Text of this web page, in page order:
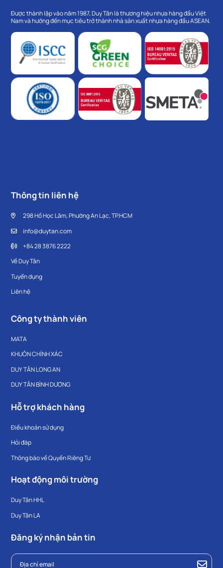
Được thành lập vào năm 1987, Duy Tân là thương hiệu nhựa hàng đầu Việt
Nam và hướng đến mục tiêu trở thành nhà sản xuất nhựa hàng đầu ASEAN.
Thông tin liên hệ
298 Hồ Học Lãm, Phường An Lạc, TP.HCM
info@duytan.com
+84 28 3876 2222
Về Duy Tân
Tuyển dụng
Liên hệ
Công ty thành viên
MATA
KHUÔN CHÍNH XÁC
DUY TÂN LONG AN
DUY TÂN BÌNH DƯƠNG
Hỗ trợ khách hàng
Điều khoản sử dụng
Hỏi đáp
Thông báo về Quyền Riêng Tư
Hoạt động môi trường
Duy Tân HHL
Duy Tân LA
Đăng ký nhận bản tin